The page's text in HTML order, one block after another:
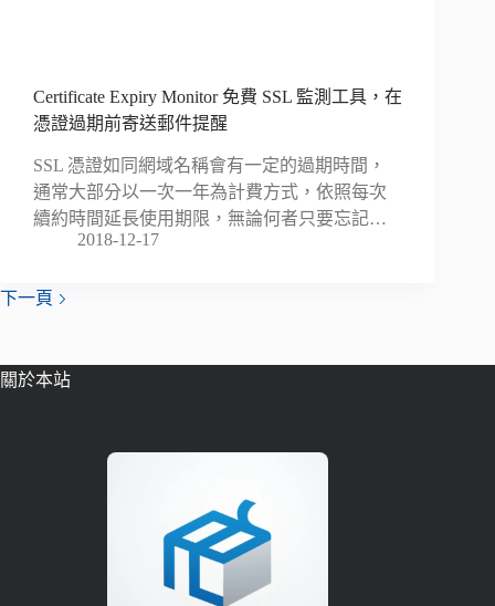
Certificate Expiry Monitor 免費 SSL 監測工具，在
憑證過期前寄送郵件提醒
SSL 憑證如同網域名稱會有一定的過期時間，
通常大部分以一次一年為計費方式，依照每次
續約時間延長使用期限，無論何者只要忘記…
2018-12-17
下一頁
關於本站